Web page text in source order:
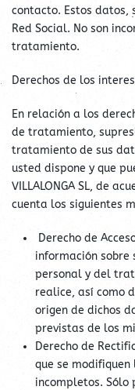
contacto. Estos
Red Social. No son
tratamiento.
Derechos de los
En relación a los
de tratamiento,
tratamiento de sus
usted dispone y que
VILLALONGA SL, de
cuenta los siguientes
Derecho de
información sobre
personal y del
realice, así como
origen de dichos
previstas de los
Derecho de
que se
incompletos. Sólo